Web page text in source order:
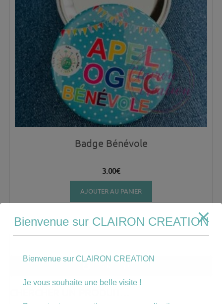
Badge Bénévole
3.00€
AJOUTER AU PANIER
Bienvenue sur CLAIRON CREATION
Bienvenue sur CLAIRON CREATION
Je vous souhaite une belle visite !